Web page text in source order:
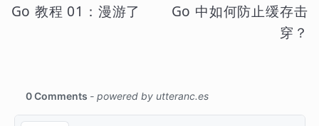
Go 教程 01：漫游了
Go 中如何防止缓存击
穿？